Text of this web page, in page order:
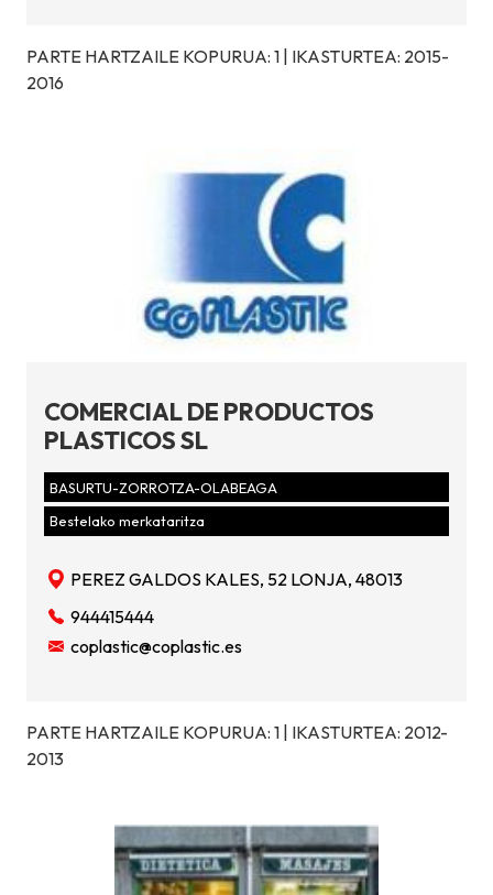
PARTE HARTZAILE KOPURUA: 1 | IKASTURTEA: 2015-
2016
COMERCIAL DE PRODUCTOS
PLASTICOS SL
BASURTU-ZORROTZA-OLABEAGA
Bestelako merkataritza
PEREZ GALDOS KALES, 52 LONJA, 48013
944415444
coplastic@coplastic.es
PARTE HARTZAILE KOPURUA: 1 | IKASTURTEA: 2012-
2013